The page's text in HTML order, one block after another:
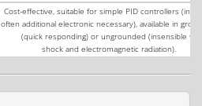
Cost-effective, suitable for simple PID controllers (in
often additional electronic necessary), available in
(quick responding) or ungrounded (insensible to
shock and electromagnetic radiation).